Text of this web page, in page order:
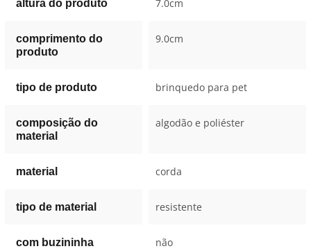
altura do produto 7.0cm
comprimento do
produto
9.0cm
tipo de produto brinquedo para pet
composição do
material
algodão e poliéster
material corda
tipo de material resistente
com buzininha não